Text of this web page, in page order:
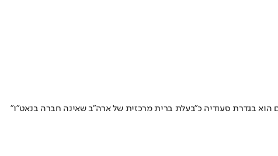
הוא בגדרת סעודיה כ"בעלת ברית מרכזית של ארה"ב שאינה חברה בנאט"ו"